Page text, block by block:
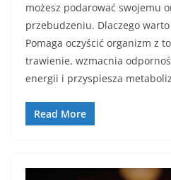
możesz podarować swojemu
przebudzeniu. Dlaczego
Pomaga oczyścić organizm z
trawienie, wzmacnia
energii i przyspiesza
Read More